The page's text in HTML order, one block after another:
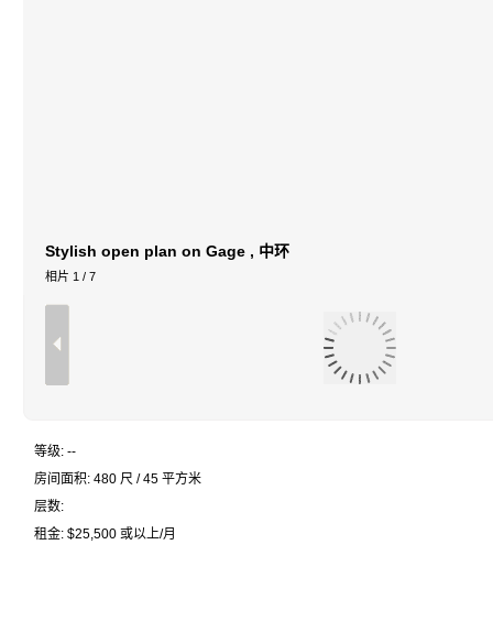
Stylish open plan on Gage , 中环
相片 1 / 7
等级: --
房间面积: 480 尺 / 45 平方米
层数:
租金: $25,500 或以上/月